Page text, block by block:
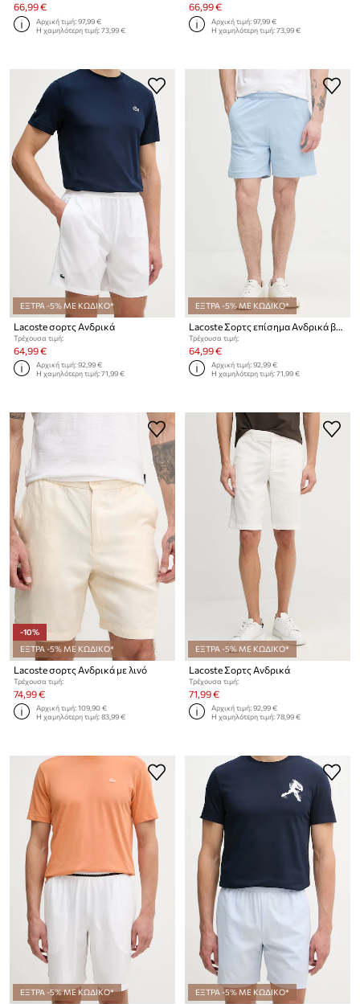
66,99 €
Αρχική τιμή:97,99 €
Η χαμηλότερη τιμή:73,99 €
66,99 €
Αρχική τιμή:97,99 €
Η χαμηλότερη τιμή:73,99 €
ΕΞΤΡΑ -5% ΜΕ ΚΩΔΙΚΟ*
Lacoste σορτς Ανδρικά
Τρέχουσα τιμή:
64,99 €
Αρχική τιμή:92,99 €
Η χαμηλότερη τιμή:71,99 €
ΕΞΤΡΑ -5% ΜΕ ΚΩΔΙΚΟ*
Τρέχουσα τιμή:
64,99 €
Αρχική τιμή:92,99 €
Η χαμηλότερη τιμή:71,99 €
-10%
ΕΞΤΡΑ -5% ΜΕ ΚΩΔΙΚΟ*
Lacoste σορτς Ανδρικά με λινό
Τρέχουσα τιμή:
74,99 €
Αρχική τιμή:109,90 €
Η χαμηλότερη τιμή:83,99 €
ΕΞΤΡΑ -5% ΜΕ ΚΩΔΙΚΟ*
Lacoste Σορτς Ανδρικά
Τρέχουσα τιμή:
71,99 €
Αρχική τιμή:92,99 €
Η χαμηλότερη τιμή:78,99 €
ΕΞΤΡΑ -5% ΜΕ ΚΩΔΙΚΟ* ΕΞΤΡΑ -5% ΜΕ ΚΩΔΙΚΟ*